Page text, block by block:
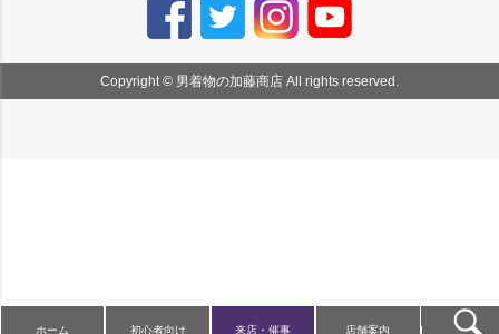
Copyright © 男着物の加藤商店 All rights reserved.
ホーム 初心者向け 来店・催事 店舗案内